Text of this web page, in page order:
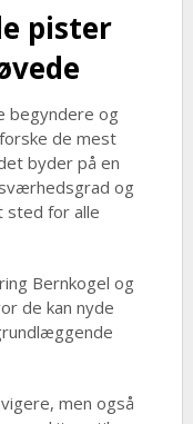
pister
begyndere og
de mest
byder på en
og
sted for alle
Bernkogel og
de kan nyde
men også